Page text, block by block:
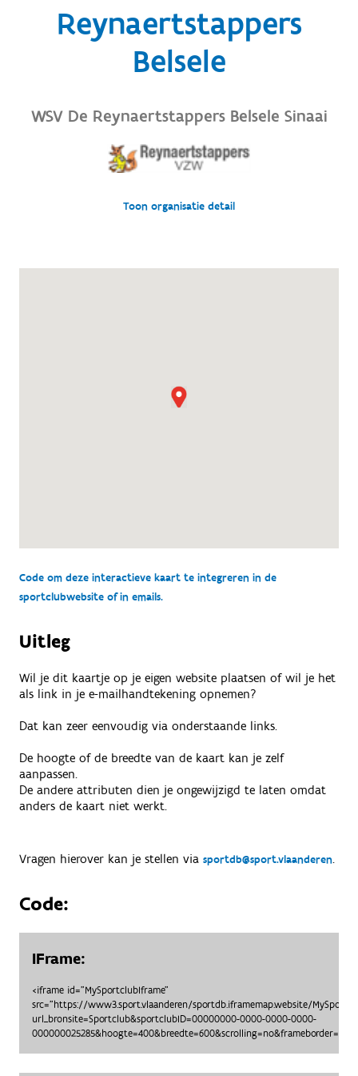
Reynaertstappers
Belsele
WSV De Reynaertstappers Belsele Sinaai
Toon organisatie detail
Code om deze interactieve kaart te integreren in de
sportclubwebsite of in emails.
Uitleg
Wil je dit kaartje op je eigen website plaatsen of wil je het
als link in je e-mailhandtekening opnemen?
Dat kan zeer eenvoudig via onderstaande links.
De hoogte of de breedte van de kaart kan je zelf
aanpassen.
De andere attributen dien je ongewijzigd te laten omdat
anders de kaart niet werkt.
Vragen hierover kan je stellen via sportdb@sport.vlaanderen.
Code:
IFrame:
<iframe id="MySportclubIframe"
src="https://www3.sport.vlaanderen/sportdb.iframemap.website/
url_bronsite=Sportclub&sportclubID=00000000-0000-0000-0000-